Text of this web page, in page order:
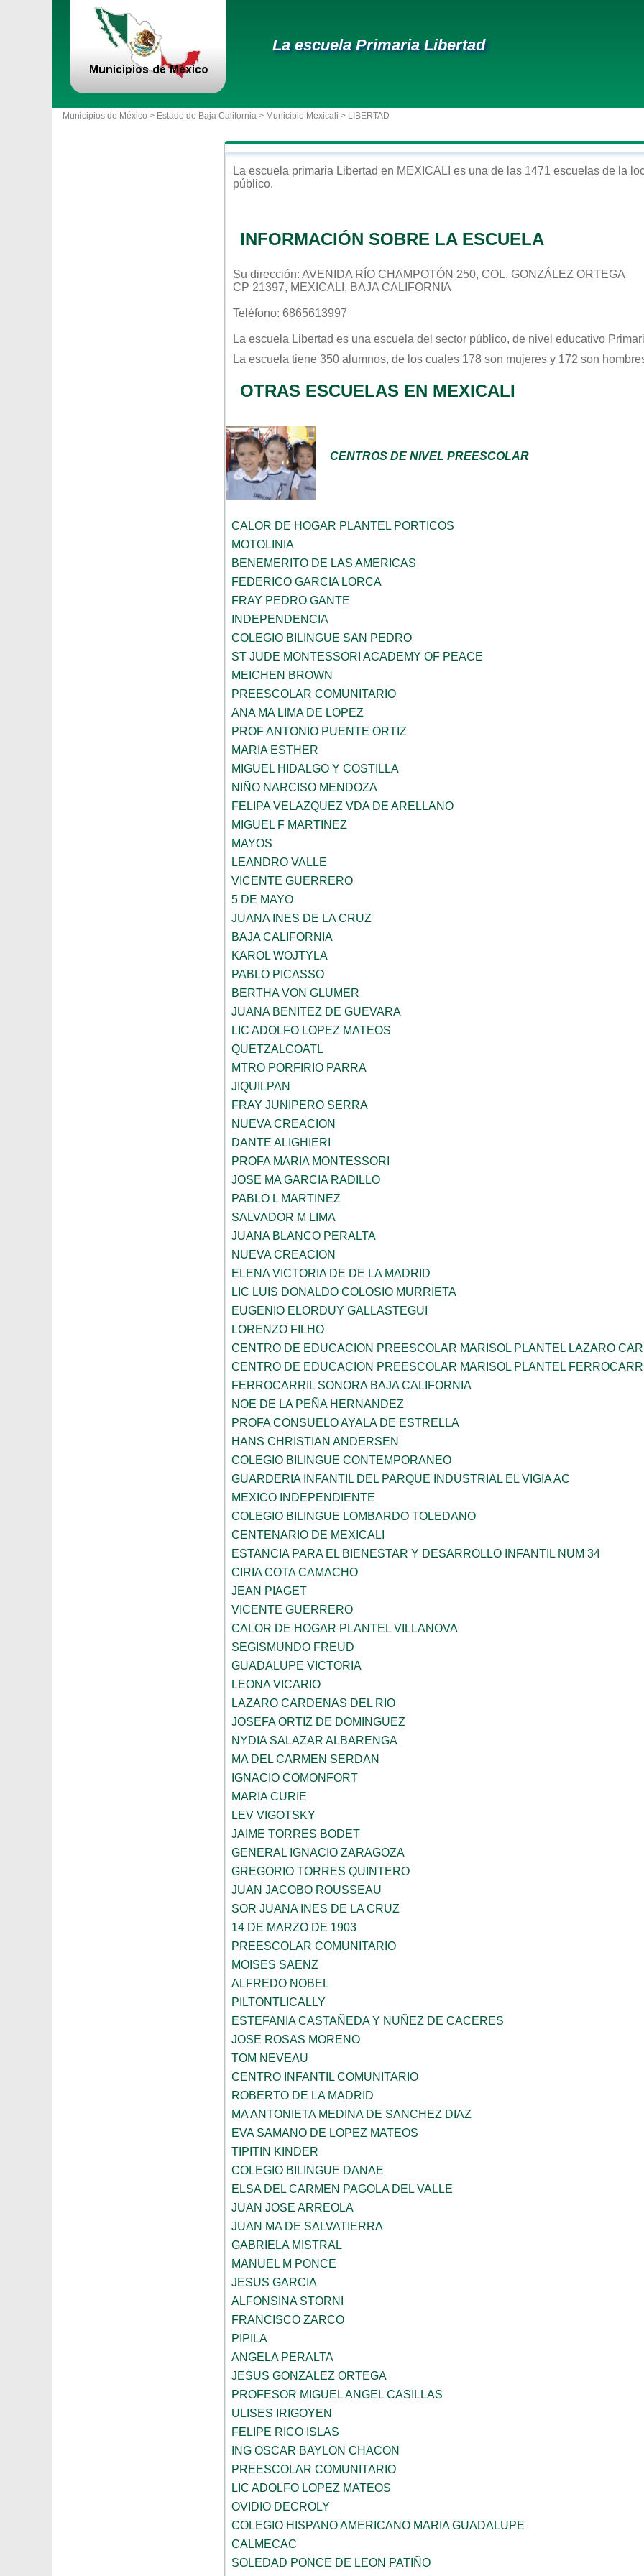
La escuela Primaria Libertad
Municipios de México > Estado de Baja California > Municipio Mexicali > LIBERTAD
La escuela primaria Libertad en MEXICALI es una de las 1471 escuelas de la
público.
INFORMACIÓN SOBRE LA ESCUELA
Su dirección: AVENIDA RÍO CHAMPOTÓN 250, COL. GONZÁLEZ ORTEGA
CP 21397, MEXICALI, BAJA CALIFORNIA
Teléfono: 6865613997
La escuela Libertad es una escuela del sector público, de nivel educativo
La escuela tiene 350 alumnos, de los cuales 178 son mujeres y 172 son
OTRAS ESCUELAS EN MEXICALI
CENTROS DE NIVEL PREESCOLAR
CALOR DE HOGAR PLANTEL PORTICOS
MOTOLINIA
BENEMERITO DE LAS AMERICAS
FEDERICO GARCIA LORCA
FRAY PEDRO GANTE
INDEPENDENCIA
COLEGIO BILINGUE SAN PEDRO
ST JUDE MONTESSORI ACADEMY OF PEACE
MEICHEN BROWN
PREESCOLAR COMUNITARIO
ANA MA LIMA DE LOPEZ
PROF ANTONIO PUENTE ORTIZ
MARIA ESTHER
MIGUEL HIDALGO Y COSTILLA
NIÑO NARCISO MENDOZA
FELIPA VELAZQUEZ VDA DE ARELLANO
MIGUEL F MARTINEZ
MAYOS
LEANDRO VALLE
VICENTE GUERRERO
5 DE MAYO
JUANA INES DE LA CRUZ
BAJA CALIFORNIA
KAROL WOJTYLA
PABLO PICASSO
BERTHA VON GLUMER
JUANA BENITEZ DE GUEVARA
LIC ADOLFO LOPEZ MATEOS
QUETZALCOATL
MTRO PORFIRIO PARRA
JIQUILPAN
FRAY JUNIPERO SERRA
NUEVA CREACION
DANTE ALIGHIERI
PROFA MARIA MONTESSORI
JOSE MA GARCIA RADILLO
PABLO L MARTINEZ
SALVADOR M LIMA
JUANA BLANCO PERALTA
NUEVA CREACION
ELENA VICTORIA DE DE LA MADRID
LIC LUIS DONALDO COLOSIO MURRIETA
EUGENIO ELORDUY GALLASTEGUI
LORENZO FILHO
CENTRO DE EDUCACION PREESCOLAR MARISOL PLANTEL LAZARO
CENTRO DE EDUCACION PREESCOLAR MARISOL PLANTEL
FERROCARRIL SONORA BAJA CALIFORNIA
NOE DE LA PEÑA HERNANDEZ
PROFA CONSUELO AYALA DE ESTRELLA
HANS CHRISTIAN ANDERSEN
COLEGIO BILINGUE CONTEMPORANEO
GUARDERIA INFANTIL DEL PARQUE INDUSTRIAL EL VIGIA AC
MEXICO INDEPENDIENTE
COLEGIO BILINGUE LOMBARDO TOLEDANO
CENTENARIO DE MEXICALI
ESTANCIA PARA EL BIENESTAR Y DESARROLLO INFANTIL NUM 34
CIRIA COTA CAMACHO
JEAN PIAGET
VICENTE GUERRERO
CALOR DE HOGAR PLANTEL VILLANOVA
SEGISMUNDO FREUD
GUADALUPE VICTORIA
LEONA VICARIO
LAZARO CARDENAS DEL RIO
JOSEFA ORTIZ DE DOMINGUEZ
NYDIA SALAZAR ALBARENGA
MA DEL CARMEN SERDAN
IGNACIO COMONFORT
MARIA CURIE
LEV VIGOTSKY
JAIME TORRES BODET
GENERAL IGNACIO ZARAGOZA
GREGORIO TORRES QUINTERO
JUAN JACOBO ROUSSEAU
SOR JUANA INES DE LA CRUZ
14 DE MARZO DE 1903
PREESCOLAR COMUNITARIO
MOISES SAENZ
ALFREDO NOBEL
PILTONTLICALLY
ESTEFANIA CASTAÑEDA Y NUÑEZ DE CACERES
JOSE ROSAS MORENO
TOM NEVEAU
CENTRO INFANTIL COMUNITARIO
ROBERTO DE LA MADRID
MA ANTONIETA MEDINA DE SANCHEZ DIAZ
EVA SAMANO DE LOPEZ MATEOS
TIPITIN KINDER
COLEGIO BILINGUE DANAE
ELSA DEL CARMEN PAGOLA DEL VALLE
JUAN JOSE ARREOLA
JUAN MA DE SALVATIERRA
GABRIELA MISTRAL
MANUEL M PONCE
JESUS GARCIA
ALFONSINA STORNI
FRANCISCO ZARCO
PIPILA
ANGELA PERALTA
JESUS GONZALEZ ORTEGA
PROFESOR MIGUEL ANGEL CASILLAS
ULISES IRIGOYEN
FELIPE RICO ISLAS
ING OSCAR BAYLON CHACON
PREESCOLAR COMUNITARIO
LIC ADOLFO LOPEZ MATEOS
OVIDIO DECROLY
COLEGIO HISPANO AMERICANO MARIA GUADALUPE
CALMECAC
SOLEDAD PONCE DE LEON PATIÑO